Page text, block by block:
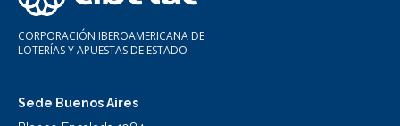
CORPORACIÓN IBEROAMERICANA DE
LOTERÍAS Y APUESTAS DE ESTADO
Sede Buenos Aires